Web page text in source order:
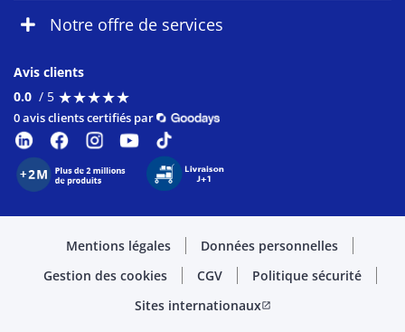
Notre offre de services
Avis clients
0.0 / 5 ★★★★★
★★★★★
0 avis clients certifiés par
Mentions légales
Données personnelles
Gestion des cookies
CGV
Politique sécurité
Sites internationauxopen_in_new